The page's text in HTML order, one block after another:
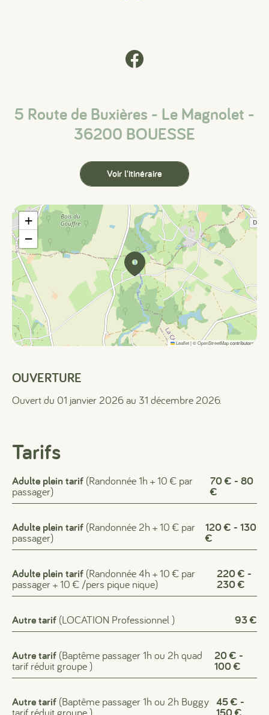
5 Route de Buxières - Le Magnolet -
36200 BOUESSE
Voir l'itinéraire
+
−
Leaflet|©OpenStreetMapcontributors
OUVERTURE
Ouvert du 01 janvier 2026 au 31 décembre 2026.
Tarifs
Adulte plein tarif (Randonnée 1h + 10 € par
passager)
70 € - 80
€
Adulte plein tarif (Randonnée 2h + 10 € par
passager)
120 € - 130
€
Adulte plein tarif (Randonnée 4h + 10 € par
passager + 10 € /pers pique nique)
220 € -
230 €
Autre tarif (LOCATION Professionnel ) 93 €
Autre tarif (Baptême passager 1h ou 2h quad
tarif réduit groupe )
20 € -
100 €
Autre tarif (Baptême passager 1h ou 2h Buggy 45 € -